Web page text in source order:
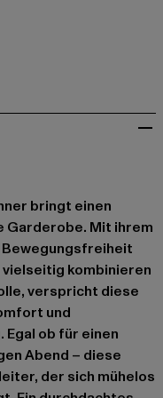
bringt einen
Garderobe. Mit ihrem
kombinieren
verspricht diese
und
ob für einen
Abend – diese
der sich mühelos